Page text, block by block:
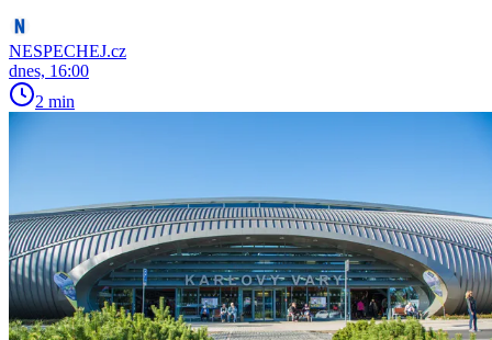
NESPECHEJ.cz
dnes, 16:00
2 min